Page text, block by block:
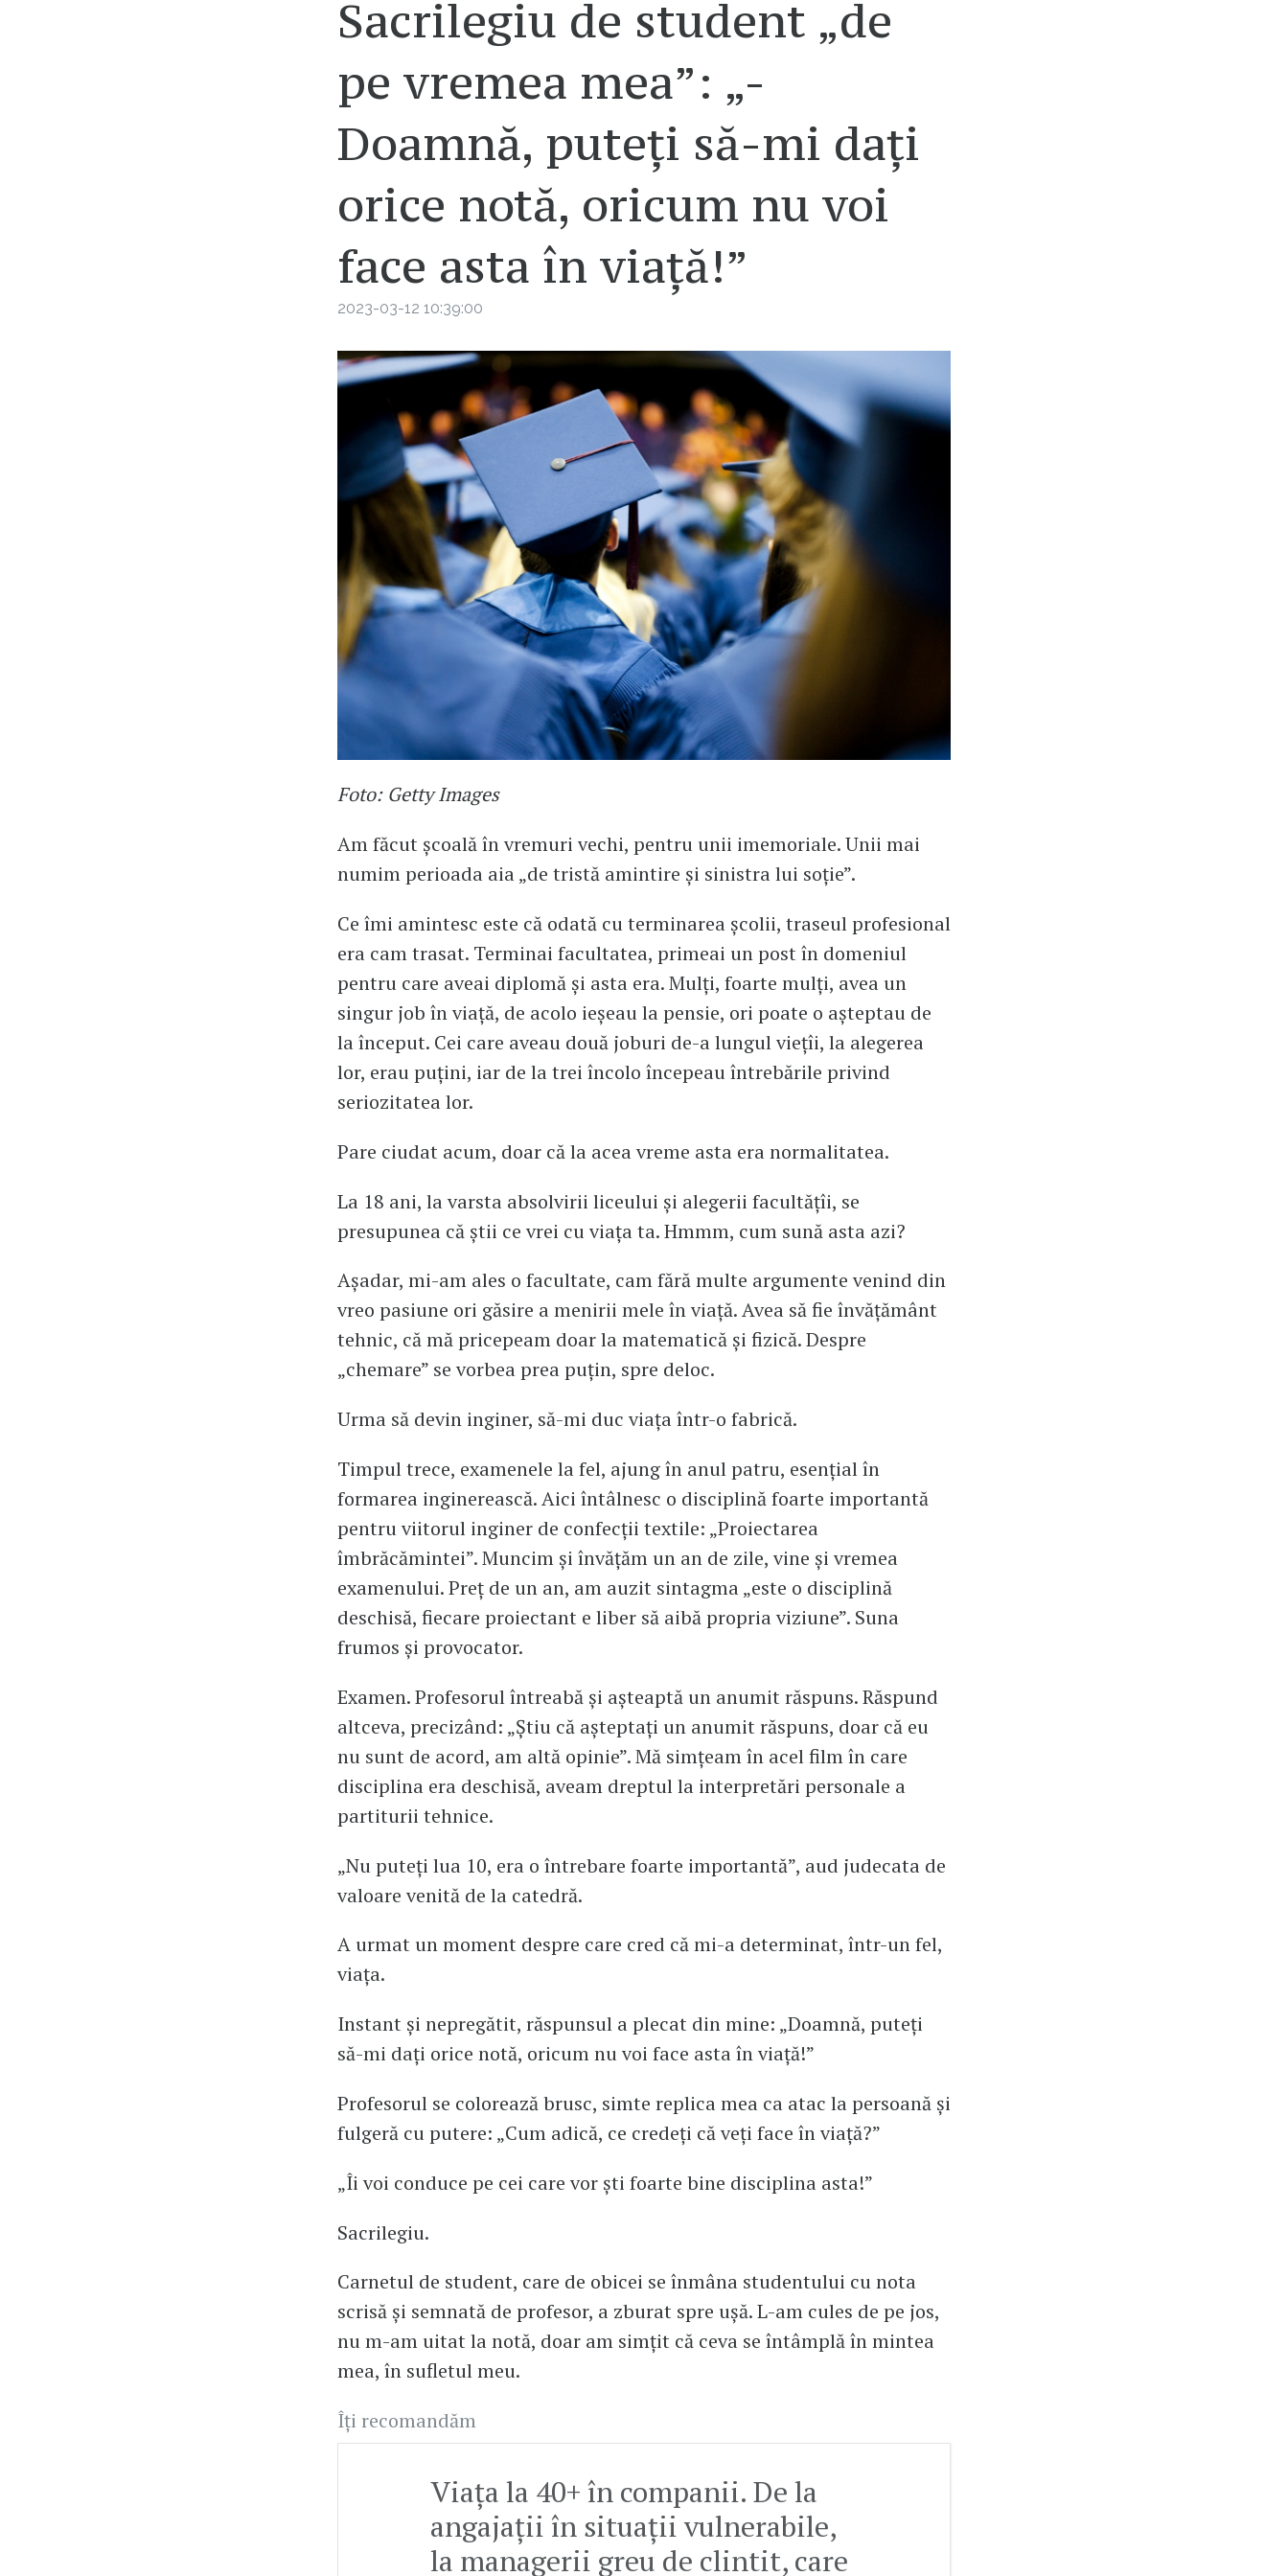
Sacrilegiu de student „de
pe vremea mea”: „-
Doamnă, puteți să-mi dați
orice notă, oricum nu voi
face asta în viață!”
2023-03-12 10:39:00
Foto: Getty Images
Am făcut școală în vremuri vechi, pentru unii imemoriale. Unii mai
numim perioada aia „de tristă amintire și sinistra lui soție”.
Ce îmi amintesc este că odată cu terminarea școlii, traseul profesional
era cam trasat. Terminai facultatea, primeai un post în domeniul
pentru care aveai diplomă și asta era. Mulți, foarte mulți, avea un
singur job în viață, de acolo ieșeau la pensie, ori poate o așteptau de
la început. Cei care aveau două joburi de-a lungul viețîi, la alegerea
lor, erau puțini, iar de la trei încolo începeau întrebările privind
seriozitatea lor.
Pare ciudat acum, doar că la acea vreme asta era normalitatea.
La 18 ani, la varsta absolvirii liceului și alegerii facultățîi, se
presupunea că știi ce vrei cu viața ta. Hmmm, cum sună asta azi?
Așadar, mi-am ales o facultate, cam fără multe argumente venind din
vreo pasiune ori găsire a menirii mele în viață. Avea să fie învățământ
tehnic, că mă pricepeam doar la matematică și fizică. Despre
„chemare” se vorbea prea puțin, spre deloc.
Urma să devin inginer, să-mi duc viața într-o fabrică.
Timpul trece, examenele la fel, ajung în anul patru, esențial în
formarea inginerească. Aici întâlnesc o disciplină foarte importantă
pentru viitorul inginer de confecții textile: „Proiectarea
îmbrăcămintei”. Muncim și învățăm un an de zile, vine și vremea
examenului. Preț de un an, am auzit sintagma „este o disciplină
deschisă, fiecare proiectant e liber să aibă propria viziune”. Suna
frumos și provocator.
Examen. Profesorul întreabă și așteaptă un anumit răspuns. Răspund
altceva, precizând: „Știu că așteptați un anumit răspuns, doar că eu
nu sunt de acord, am altă opinie”. Mă simțeam în acel film în care
disciplina era deschisă, aveam dreptul la interpretări personale a
partiturii tehnice.
„Nu puteți lua 10, era o întrebare foarte importantă”, aud judecata de
valoare venită de la catedră.
A urmat un moment despre care cred că mi-a determinat, într-un fel,
viața.
Instant și nepregătit, răspunsul a plecat din mine: „Doamnă, puteți
să-mi dați orice notă, oricum nu voi face asta în viață!”
Profesorul se colorează brusc, simte replica mea ca atac la persoană și
fulgeră cu putere: „Cum adică, ce credeți că veți face în viață?”
„Îi voi conduce pe cei care vor ști foarte bine disciplina asta!”
Sacrilegiu.
Carnetul de student, care de obicei se înmâna studentului cu nota
scrisă și semnată de profesor, a zburat spre ușă. L-am cules de pe jos,
nu m-am uitat la notă, doar am simțit că ceva se întâmplă în mintea
mea, în sufletul meu.
Îți recomandăm
Viața la 40+ în companii. De la
angajații în situații vulnerabile,
la managerii greu de clintit, care